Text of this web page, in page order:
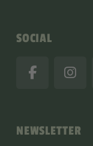
SOCIAL
NEWSLETTER